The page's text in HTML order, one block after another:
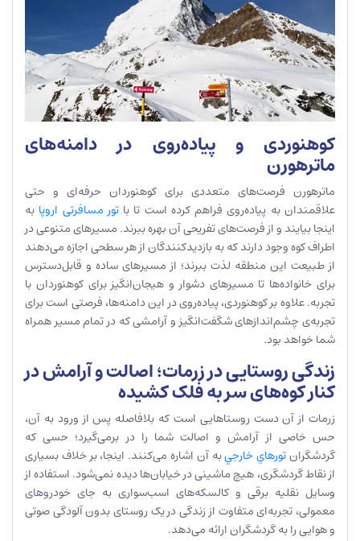
کوهنوردی و پیاده‌روی در دامنه‌های
ماترهورن
ماترهورن فرصت‌های متعددی برای کوهنوردان حرفه‌ای و حتی
علاقمندان به پیاده‌روی فراهم کرده است تا باتور مسافرتی اروپا به
اینجا بیایند و از فرصت‌های تفریحی آن بهره ببرند. مسیرهای متنوعی در
اطراف کوه وجود دارند که به بازدیدکنندگان از هر سطحی اجازه می‌دهند
از طبیعت این منطقه لذت ببرند؛ از مسیرهای ساده و قابل‌دسترس
برای خانواده‌ها تا مسیرهای دشوار و هیجان‌انگیز برای کوهنوردان با
تجربه. علاوه بر کوهنوردی، پیاده‌روی در این دامنه‌ها، فرصتی است برای
تجربه‌ی چشم‌اندازهای شگفت‌انگیز و آرامشی که در تمام مسیر همراه
شما خواهد بود.
زندگی روستایی در زرمات؛ اصالت و آرامش در
کنار کوه‌های سر به فلک کشیده
زرمات از آن دست روستاهایی است که بلافاصله پس از ورود به آن،
حس خاصی از آرامش و اصالت شما را در برمی‌گیرد؛ حسی که
گردشگرانتورهاي خارجيبه آن اشاره می‌کنند. اینجا، بر خلاف بسیاری
از نقاط گردشگری، هیچ ماشینی در خیابان‌ها دیده نمی‌شود. استفاده از
وسایل نقلیه برقی و کالسکه‌های اسب‌سواری به جای خودروهای
معمولی، تجربه‌ای متفاوت از زندگی در یک روستای بدون آلودگی صوتی
و هوایی را به گردشگران ارائه می‌دهد.